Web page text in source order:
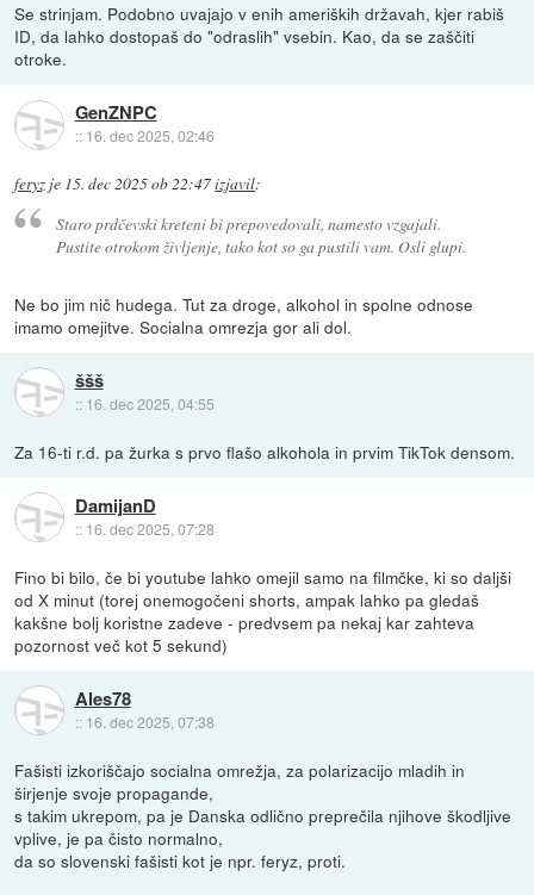
Se strinjam. Podobno uvajajo v enih ameriških državah, kjer rabiš
ID, da lahko dostopaš do "odraslih" vsebin. Kao, da se zaščiti
otroke.
GenZNPC
:: 16. dec 2025, 02:46
feryz je 15. dec 2025 ob 22:47izjavil:
Staro prdčevski kreteni bi prepovedovali, namesto vzgajali.
Pustite otrokom življenje, tako kot so ga pustili vam. Osli glupi.
Ne bo jim nič hudega. Tut za droge, alkohol in spolne odnose
imamo omejitve. Socialna omrezja gor ali dol.
ššš
:: 16. dec 2025, 04:55
Za 16-ti r.d. pa žurka s prvo flašo alkohola in prvim TikTok densom.
DamijanD
:: 16. dec 2025, 07:28
Fino bi bilo, če bi youtube lahko omejil samo na filmčke, ki so daljši
od X minut (torej onemogočeni shorts, ampak lahko pa gledaš
kakšne bolj koristne zadeve - predvsem pa nekaj kar zahteva
pozornost več kot 5 sekund)
Ales78
:: 16. dec 2025, 07:38
Fašisti izkoriščajo socialna omrežja, za polarizacijo mladih in
širjenje svoje propagande,
s takim ukrepom, pa je Danska odlično preprečila njihove škodljive
vplive, je pa čisto normalno,
da so slovenski fašisti kot je npr. feryz, proti.